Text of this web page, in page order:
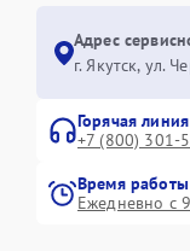
Адрес
г. Якутск, ул.
Горячая линия
+7 (800) 301-
Время работы
Ежедневно с